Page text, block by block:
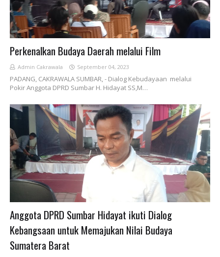
Perkenalkan Budaya Daerah melalui Film
Admin Cakrawala September 04, 2023
PADANG, CAKRAWALA SUMBAR, - Dialog Kebudayaan melalui
Pokir Anggota DPRD Sumbar H. Hidayat SS,M…
Anggota DPRD Sumbar Hidayat ikuti Dialog
Kebangsaan untuk Memajukan Nilai Budaya
Sumatera Barat